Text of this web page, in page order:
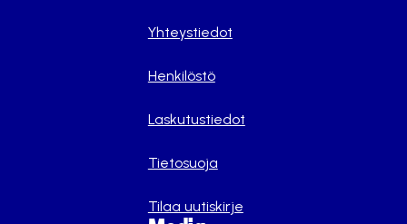
Yhteystiedot
Henkilöstö
Laskutustiedot
Tietosuoja
Tilaa uutiskirje